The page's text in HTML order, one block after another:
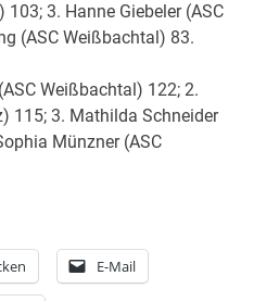
3. Hanne Giebeler (ASC
(ASC Weißbachtal) 83.
Weißbachtal) 122; 2.
115; 3. Mathilda Schneider
Münzner (ASC
E-Mail